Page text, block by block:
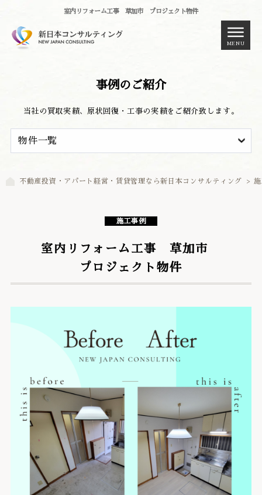
室内リフォーム工事 草加市 プロジェクト物件
MENU
事例のご紹介
当社の買取実績、原状回復・工事の実績をご紹介致します。
不動産投資・アパート経営・賃貸管理なら新日本コンサルティング >
施工事例
室内リフォーム工事 草加市
プロジェクト物件